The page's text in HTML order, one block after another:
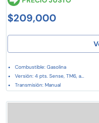
$209,000
Combustible: Gasolina
Versión: 4 pts. Sense, TM6, a...
Transmisión: Manual